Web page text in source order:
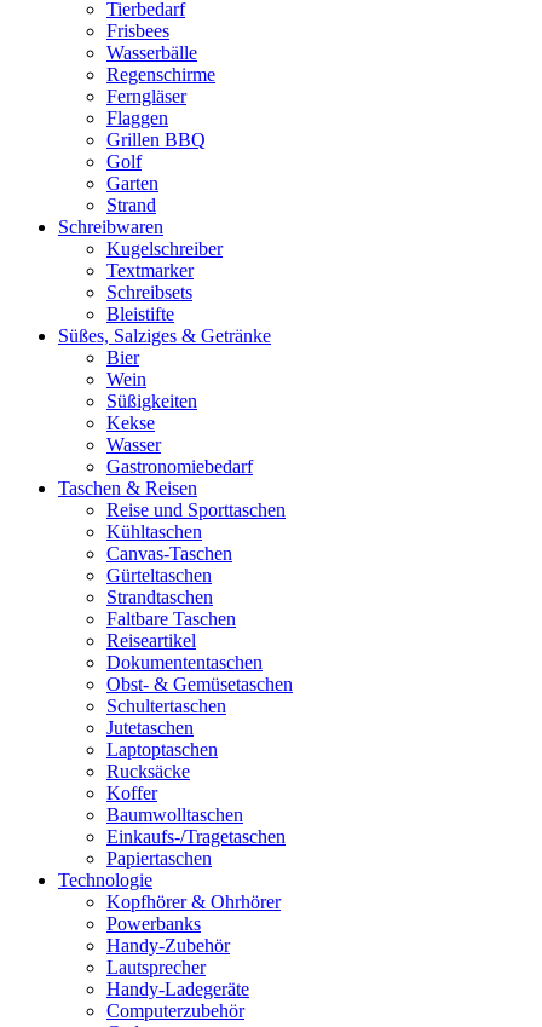
Tierbedarf
Frisbees
Wasserbälle
Regenschirme
Ferngläser
Flaggen
Grillen BBQ
Golf
Garten
Strand
Schreibwaren
Kugelschreiber
Textmarker
Schreibsets
Bleistifte
Süßes, Salziges & Getränke
Bier
Wein
Süßigkeiten
Kekse
Wasser
Gastronomiebedarf
Taschen & Reisen
Reise und Sporttaschen
Kühltaschen
Canvas-Taschen
Gürteltaschen
Strandtaschen
Faltbare Taschen
Reiseartikel
Dokumententaschen
Obst- & Gemüsetaschen
Schultertaschen
Jutetaschen
Laptoptaschen
Rucksäcke
Koffer
Baumwolltaschen
Einkaufs-/Tragetaschen
Papiertaschen
Technologie
Kopfhörer & Ohrhörer
Powerbanks
Handy-Zubehör
Lautsprecher
Handy-Ladegeräte
Computerzubehör